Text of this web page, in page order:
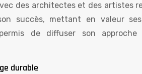
des architectes et des artistes
succès, mettant en valeur
de diffuser son
durable